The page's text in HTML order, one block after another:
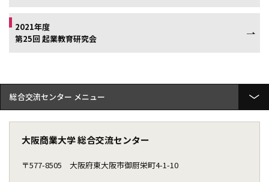
2021年度
第25回 起業教育研究会
総合交流センター
フィールドワークゼミナール
大商大公開講座
大阪商業大学 総合交流センター
〒577-8505 大阪府東大阪市御厨栄町4-1-10